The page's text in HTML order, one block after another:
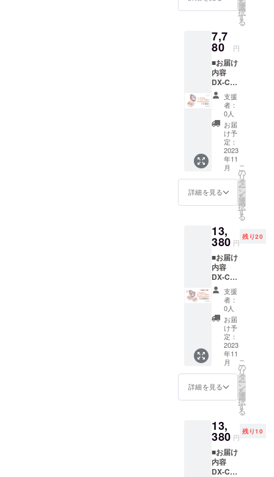
いたしま
もござ
いま
す。ご
了承く
ださ
い。
届け時
期は、
配送状
況によ
り遅れ
る可能
性もご
ざいま
す。 ※
送料込
の価格
となり
ます。
※商品の
仕様、
デザイ
ンに関
しまし
ては一
もござ
いま
す。ご
了承く
ださ
い。
選
択
す
る
7,7
80 円
■お届け
内容
DX-C4-
001/002
ピー
チゴー
ルド or
シル
バーホ
ワイト
*1 ピン
セット
*1 吸盤
*1 充電
ケーブ
ル*1 説
※お届け
時期
は、生
産、配
送状況
により
遅れる
可能性
もござ
いま
す。 ※
送料込
の価格
となり
ます。
※商品の
仕様、
ては一
部変更
になる
可能性
もござ
いま
支援
者：
0人
お届
け予
定：
2023
年11
月
詳細を見る
こ
の
リ
タ
ー
ン
を
選
択
す
る
13,
380 円
残り20
■お届け
内容
DX-C4-
001
ピーチ
ゴール
ド*2 ピ
ンセッ
ト*2 吸
盤*2 充
電ケー
ブル*2
説明書
*2 ※お
届け時
期は、
配送状
況によ
り遅れ
る可能
性もご
ざいま
支援
者：
0人
お届
け予
定：
2023
年11
月
詳細を見る
こ
の
リ
タ
ー
ン
を
選
択
す
る
13,
380 円
残り10
■お届け
内容
DX-C4-